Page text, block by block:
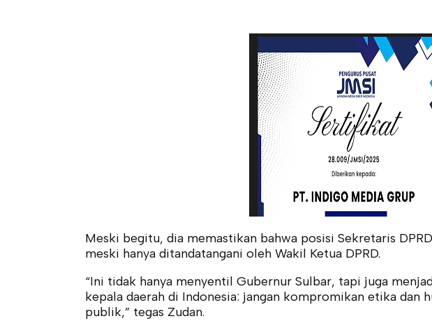
Meski begitu, dia memastikan bahwa posisi Sekretaris
meski hanya ditandatangani oleh Wakil Ketua DPRD.
“Ini tidak hanya menyentil Gubernur Sulbar, tapi juga
kepala daerah di Indonesia: jangan kompromikan etika dan
publik,” tegas Zudan.